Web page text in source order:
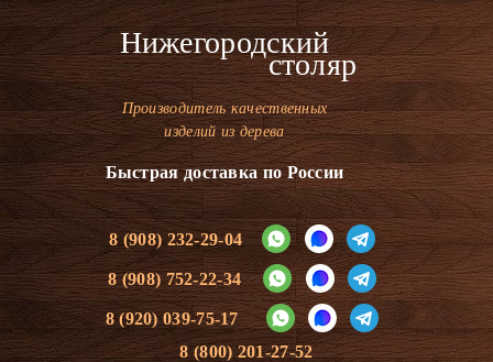
Нижегородский
столяр
Производитель качественных
изделий из дерева
Быстрая доставка по России
8 (908) 232-29-04
8 (908) 752-22-34
8 (920) 039-75-17
8 (800) 201-27-52